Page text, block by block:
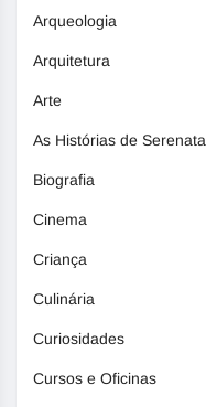
Arqueologia
Arquitetura
Arte
As Histórias de Serenata
Biografia
Cinema
Criança
Culinária
Curiosidades
Cursos e Oficinas